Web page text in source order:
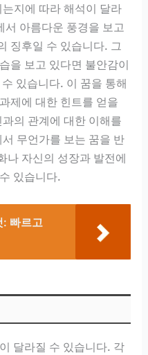
지에 따라 해석이 달라
서 아름다운 풍경을 보고
징후일 수 있습니다. 그
을 보고 있다면 불안감이
있습니다. 이 꿈을 통해
제에 대한 힌트를 얻을
의 관계에 대한 이해를
무언가를 보는 꿈을 반
나 자신의 성장과 발전에
있습니다.
: 빠르고
달라질 수 있습니다. 각